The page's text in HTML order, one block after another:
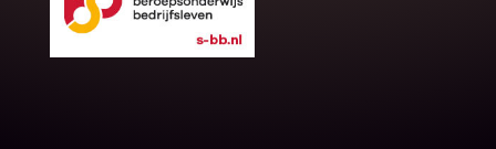
Binnen 24 uur jouw gratis offerte
10 jaar garantie op de montage